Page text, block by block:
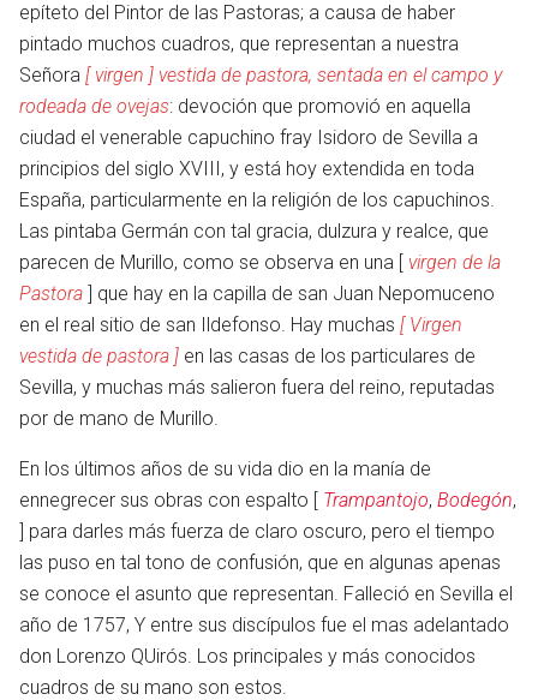
en
epíteto del Pintor de las Pastoras; a causa de haber
pintado muchos cuadros, que representan a nuestra
Señora [ virgen ] vestida de pastora, sentada en el campo y
rodeada de ovejas: devoción que promovió en aquella
ciudad el venerable capuchino fray Isidoro de Sevilla a
principios del siglo XVIII, y está hoy extendida en toda
España, particularmente en la religión de los capuchinos.
Las pintaba Germán con tal gracia, dulzura y realce, que
parecen de Murillo, como se observa en una [ virgen de la
Pastora ] que hay en la capilla de san Juan Nepomuceno
en el real sitio de san Ildefonso. Hay muchas [ Virgen
vestida de pastora ] en las casas de los particulares de
Sevilla, y muchas más salieron fuera del reino, reputadas
por de mano de Murillo.
En los últimos años de su vida dio en la manía de
ennegrecer sus obras con espalto [ Trampantojo, Bodegón,
] para darles más fuerza de claro oscuro, pero el tiempo
las puso en tal tono de confusión, que en algunas apenas
se conoce el asunto que representan. Falleció en Sevilla el
año de 1757, Y entre sus discípulos fue el mas adelantado
don Lorenzo QUirós. Los principales y más conocidos
cuadros de su mano son estos.